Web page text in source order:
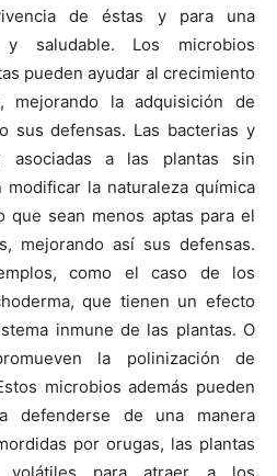
de éstas y para una
y saludable. Los microbios
pueden ayudar al crecimiento
la adquisición de
sus defensas. Las bacterias y
asociadas a las plantas sin
modificar la naturaleza química
que sean menos aptas para el
mejorando así sus defensas.
como el caso de los
que tienen un efecto
inmune de las plantas. O
la polinización de
microbios además pueden
defenderse de una manera
por orugas, las plantas